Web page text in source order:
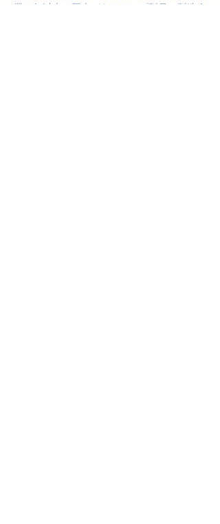
業50年以上の歴史があるパルプ製品の製造企